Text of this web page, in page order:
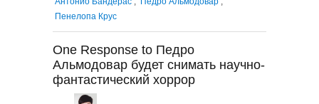
Пенелопа Крус
One Response to Педро
Альмодовар будет снимать научно-
фантастический хоррор